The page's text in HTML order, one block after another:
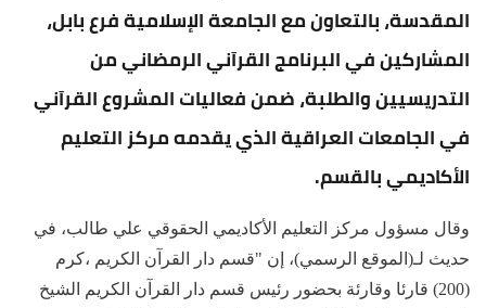
المقدسة، بالتعاون مع الجامعة الإسلامية فرع بابل،
المشاركين في البرنامج القرآني الرمضاني من
التدريسيين والطلبة، ضمن فعاليات المشروع القرآني
في الجامعات العراقية الذي يقدمه مركز التعليم
الأكاديمي بالقسم.
وقال مسؤول مركز التعليم الأكاديمي الحقوقي علي طالب، في
حديث لـ(الموقع الرسمي)، إن "قسم دار القرآن الكريم ،كرم
(200) قارئا وقارئة بحضور رئيس قسم دار القرآن الكريم الشيخ